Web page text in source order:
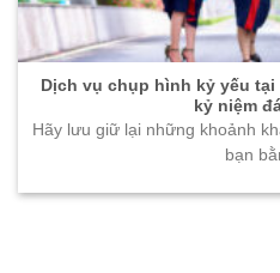
Dịch vụ chụp hình kỷ yếu
kỷ niệm
Hãy lưu giữ lại những khoảnh
bạn